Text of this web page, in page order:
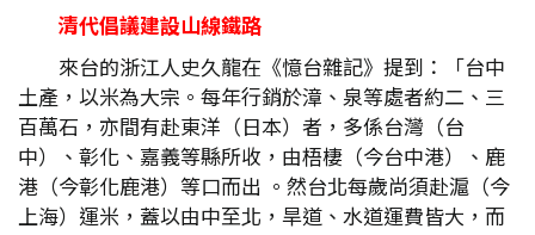
清代倡議建設山線鐵路
來台的浙江人史久龍在《憶台雜記》提到：「台中
土產，以米為大宗。每年行銷於漳、泉等處者約二、三
百萬石，亦間有赴東洋（日本）者，多係台灣（台
中）、彰化、嘉義等縣所收，由梧棲（今台中港）、鹿
港（今彰化鹿港）等口而出 。然台北每歲尚須赴滬（今
上海）運米，蓋以由中至北，旱道、水道運費皆大，而